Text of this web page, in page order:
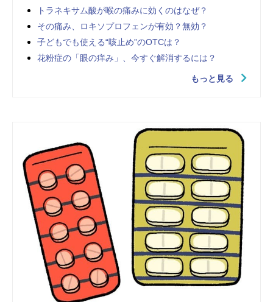
トラネキサム酸が喉の痛みに効くのはなぜ？
その痛み、ロキソプロフェンが有効？無効？
子どもでも使える“咳止め”のOTCは？
花粉症の「眼の痒み」、今すぐ解消するには？
もっと見る